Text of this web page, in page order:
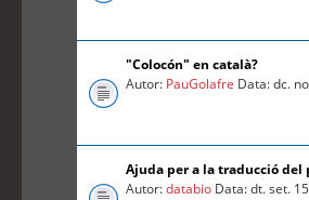
"Colocón" en català?
Autor: PauGolafre Data: dc.
Ajuda per a la traducció del
Autor:databio Data: dt. set.